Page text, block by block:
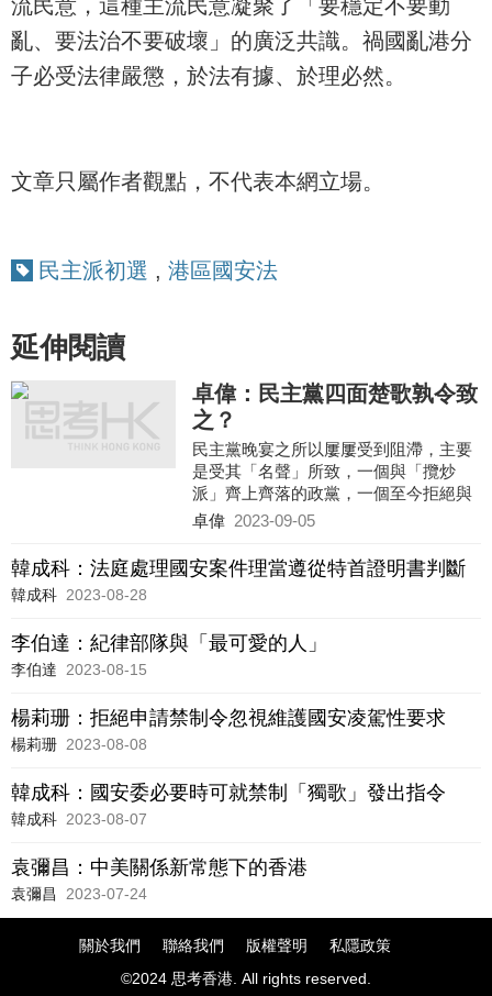
流民意，這種主流民意凝聚了「要穩定不要動
亂、要法治不要破壞」的廣泛共識。禍國亂港分
子必受法律嚴懲，於法有據、於理必然。
文章只屬作者觀點，不代表本網立場。
民主派初選 , 港區國安法
延伸閱讀
卓偉：民主黨四面楚歌孰令致
之？
民主黨晚宴之所以屢屢受到阻滯，主要
是受其「名聲」所致，一個與「攬炒
派」齊上齊落的政黨，一個至今拒絕與
激進勢力切割的政黨，一個多名核心成
淪為通緝犯的政黨，自然令人避之則
吉。
卓偉 2023-09-05
韓成科：法庭處理國安案件理當遵從特首證明書判斷
韓成科 2023-08-28
李伯達：紀律部隊與「最可愛的人」
李伯達 2023-08-15
楊莉珊：拒絕申請禁制令忽視維護國安凌駕性要求
楊莉珊 2023-08-08
韓成科：國安委必要時可就禁制「獨歌」發出指令
韓成科 2023-08-07
袁彌昌：中美關係新常態下的香港
袁彌昌 2023-07-24
關於我們 聯絡我們 版權聲明
私隱政策
©2024 思考香港. All rights reserved.